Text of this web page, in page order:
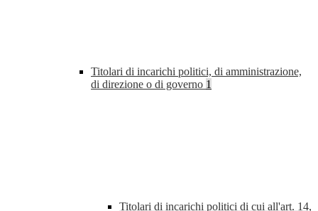
Titolari di incarichi politici, di amministrazione,
di direzione o di governo 1
Titolari di incarichi politici di cui all'art. 14,